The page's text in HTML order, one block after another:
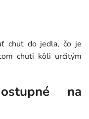
chuť do jedla, čo je
chuti kôli určitým
na